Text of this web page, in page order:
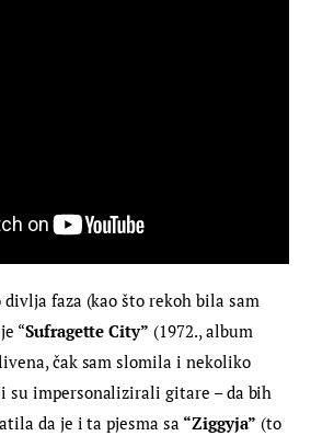
divlja faza (kao što rekoh bila sam
“Sufragette City” (1972., album
čak sam slomila i nekoliko
su impersonalizirali gitare – da bih
da je i ta pjesma sa “Ziggyja” (to